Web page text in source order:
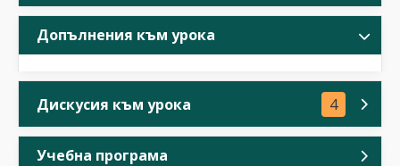
Допълнения към урока
Дискусия към урока 4
Учебна програма